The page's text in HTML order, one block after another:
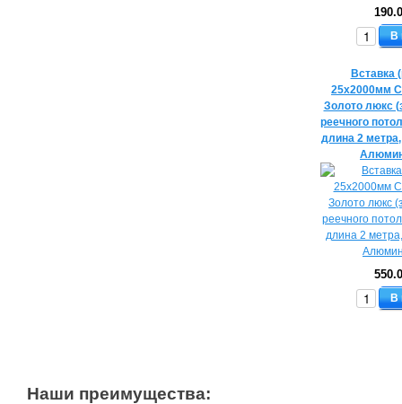
В
Вставка
25х2000мм
Золото люкс
реечного
длина 2
В
Наши преимущества: